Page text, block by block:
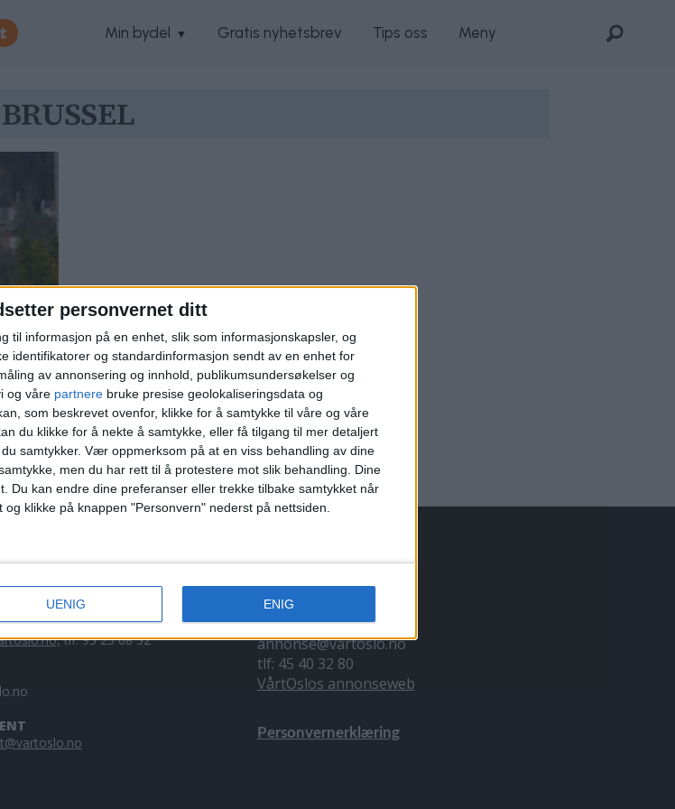
personvernet ditt
til informasjon på en enhet, slik som informasjonskapsler, og
identifikatorer og standardinformasjon sendt av en enhet for
av annonsering og innhold, publikumsundersøkelser og
og våre partnere bruke presise geolokaliseringsdata og
som beskrevet ovenfor, klikke for å samtykke til våre og våre
du klikke for å nekte å samtykke, eller få tilgang til mer detaljert
samtykker. Vær oppmerksom på at en viss behandling av dine
men du har rett til å protestere mot slik behandling. Dine
Du kan endre dine preferanser eller trekke tilbake samtykket når
klikke på knappen "Personvern" nederst på nettsiden.
UENIG ENIG
Min bydel Gratis nyhetsbrev Tips oss Meny
BRUSSEL
OSS
Velle
tlf: 93 25 68 32
ANNONSERING
Vil du annonsere?
annonse@vartoslo.no
tlf: 45 40 32 80
VårtOslos annonseweb
Personvernerklæring